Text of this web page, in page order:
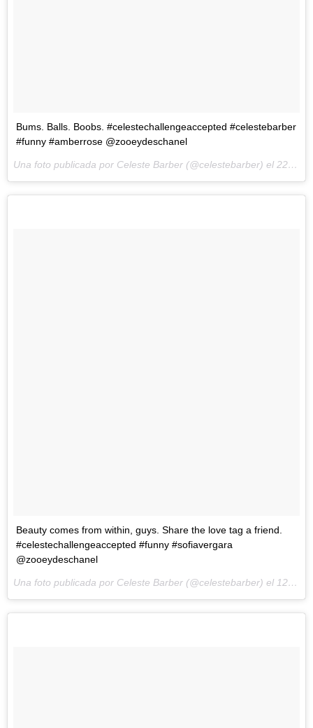
Bums. Balls. Boobs. #celestechallengeaccepted #celestebarber
#funny #amberrose @zooeydeschanel
Una foto publicada por Celeste Barber (@celestebarber) el 22 de Mar de 2016 a la(s) 11:10 PDT
Beauty comes from within, guys. Share the love tag a friend.
#celestechallengeaccepted #funny #sofiavergara
@zooeydeschanel
Una foto publicada por Celeste Barber (@celestebarber) el 12 de Mar de 2016 a la(s) 2:17 PST